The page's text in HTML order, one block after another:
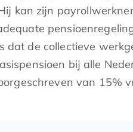
kan zijn
de collectieve
bij alle
van 15%